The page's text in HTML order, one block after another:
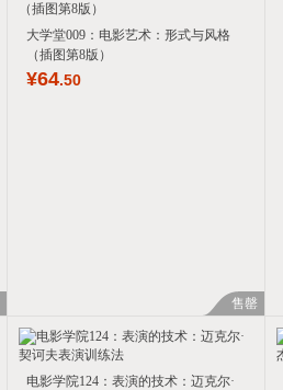
大学堂009：电影艺术：形式与风格
（插图第8版）
¥64.50
售罄
电影学院124：表演的技术：迈克尔·